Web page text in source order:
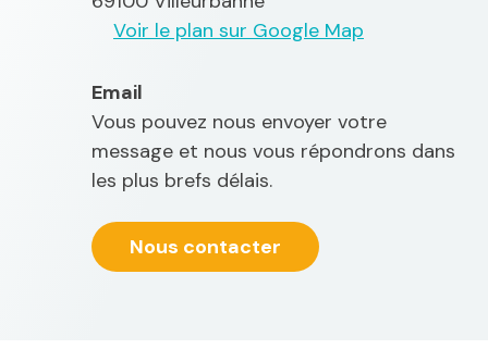
Voir le plan sur Google Map
Email
Vous pouvez nous envoyer votre
message et nous vous répondrons dans
les plus brefs délais.
Nous contacter